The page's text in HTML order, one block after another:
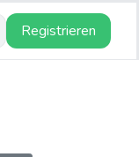
Registrieren